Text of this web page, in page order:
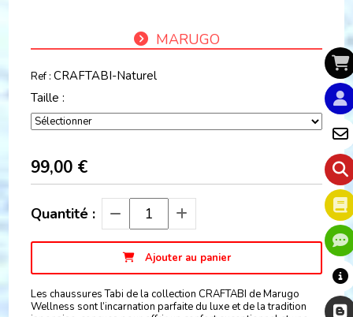
MARUGO
Ref : CRAFTABI-Naturel
Taille :
99,00 €
Quantité :
Ajouter au panier
Les chaussures Tabi de la collection CRAFTABI de Marugo
Wellness sont l’incarnation parfaite du luxe et de la tradition